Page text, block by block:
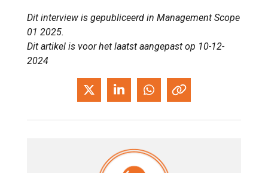
Dit interview is gepubliceerd in Management Scope
01 2025.
Dit artikel is voor het laatst aangepast op 10-12-
2024